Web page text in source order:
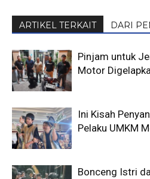
ARTIKEL TERKAIT DARI
Pinjam untuk
Motor
Ini Kisah
Pelaku UMKM
Bonceng Istri